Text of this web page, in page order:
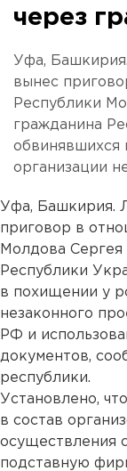
через
Уфа,
вынес
Республики
гражданина
обвинявшихся
организации
Уфа, Башкирия.
приговор в
Молдова Сергея
Республики
в похищении у
незаконного
РФ и
документов,
республики.
Установлено,
в состав
осуществления
подставную